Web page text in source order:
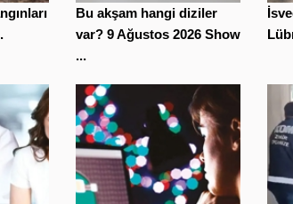
Bu akşam hangi diziler
var? 9 Ağustos 2026 Show
...